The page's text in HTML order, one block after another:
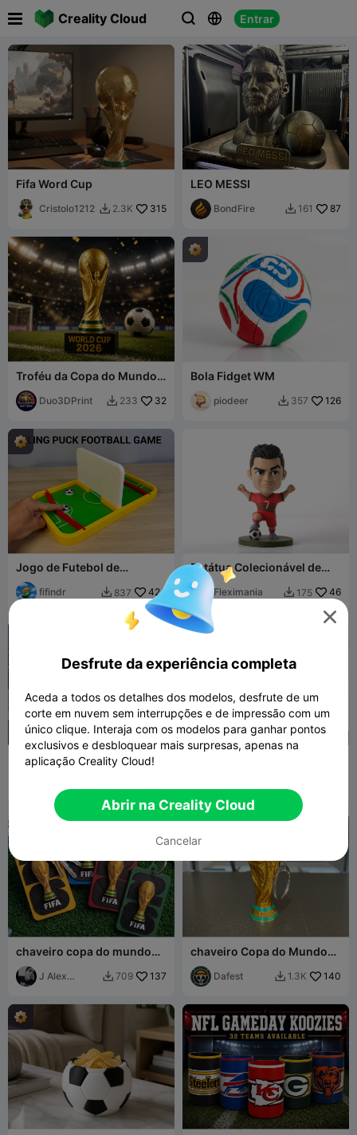
Creality Cloud   Entrar
 
Fifa Word Cup
Cristolo1212  2.3K 315
LEO MESSI
BondFire  161 87
Troféu da Copa do Mundo
2026 - Taça de Campeão de
FutebolDuo3DPrint  233 32
Bola Fidget WM
piodeer  357 126
Jogo de Futebol de
Estilingue
fifindr  837 424
Estátua Colecionável de
Futebol do Cristiano
RonaldoFleximania  175 46
Totó (Edição Creality) por
Polymeria
chaveiro copa do mundo
2026
J Alex
 709 137
chaveiro Copa do Mundo
FIFA - Copa do Mundo
texturizada (AMS)
Dafest  1.3K 140

Desfrute da experiência completa
Aceda a todos os detalhes dos modelos, desfrute de um
corte em nuvem sem interrupções e de impressão com um
único clique. Interaja com os modelos para ganhar pontos
exclusivos e desbloquear mais surpresas, apenas na
aplicação Creality Cloud!
Abrir na Creality Cloud
Cancelar